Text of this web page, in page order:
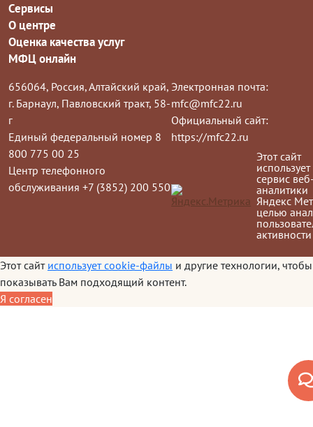
Сервисы
О центре
Оценка качества услуг
МФЦ онлайн
656064, Россия, Алтайский край,
г. Барнаул, Павловский тракт, 58-
г
Единый федеральный номер 8
800 775 00 25
Центр телефонного
обслуживания +7 (3852) 200 550
Электронная почта:
mfc@mfc22.ru
Официальный сайт:
https://mfc22.ru
Этот сайт
использует
сервис
аналитики
Яндекс
целью
активности
Этот сайт использует cookie-файлы и другие технологии, чтобы
показывать Вам подходящий контент.
Я согласен